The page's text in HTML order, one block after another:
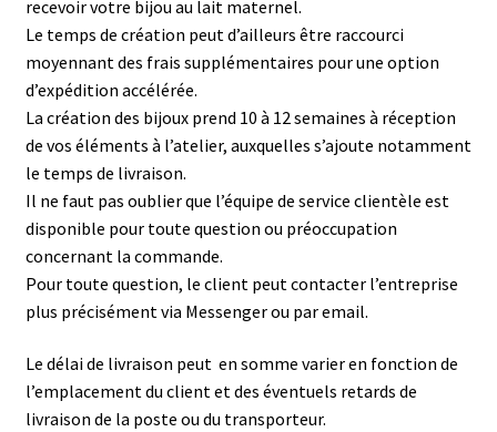
recevoir votre bijou au lait maternel.
Le temps de création peut d’ailleurs être raccourci
moyennant des frais supplémentaires pour une option
d’expédition accélérée.
La création des bijoux prend 10 à 12 semaines à réception
de vos éléments à l’atelier, auxquelles s’ajoute notamment
le temps de livraison.
Il ne faut pas oublier que l’équipe de service clientèle est
disponible pour toute question ou préoccupation
concernant la commande.
Pour toute question, le client peut contacter l’entreprise
plus précisément via Messenger ou par email.
Le délai de livraison peut en somme varier en fonction de
l’emplacement du client et des éventuels retards de
livraison de la poste ou du transporteur.